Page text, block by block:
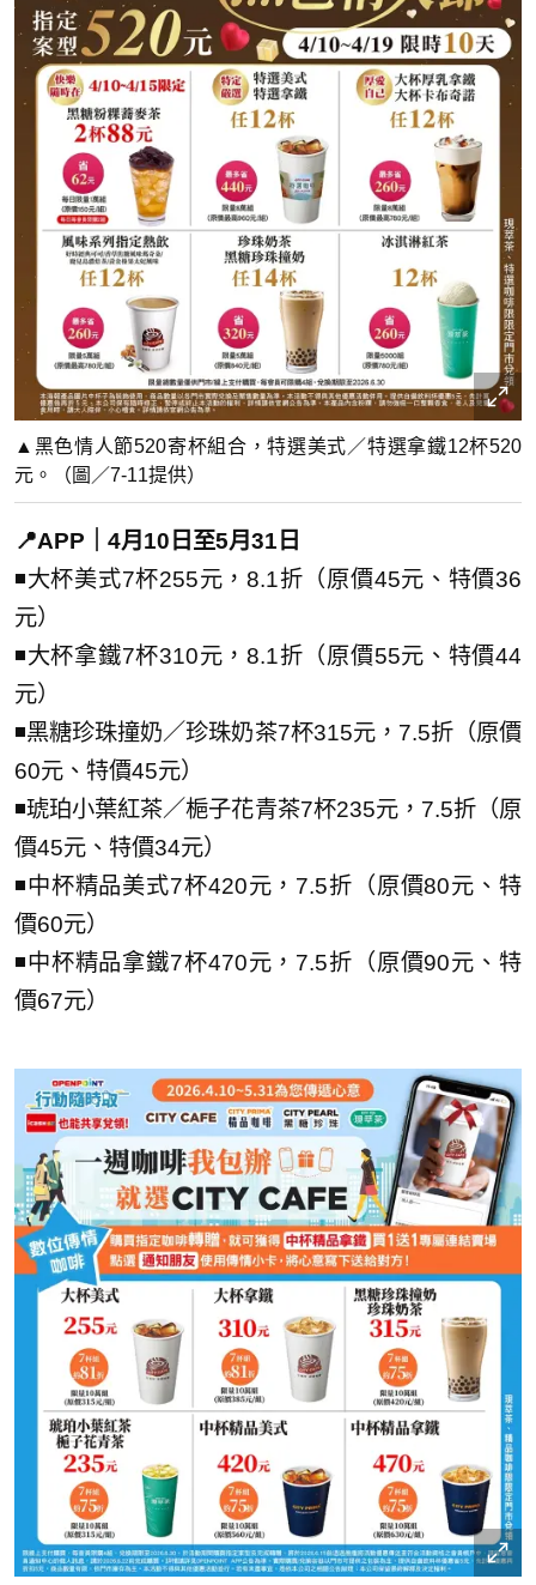
▲黑色情人節520寄杯組合，特選美式／特選拿鐵12杯520
元。（圖／7-11提供）
📍APP｜4月10日至5月31日
◾大杯美式7杯255元，8.1折（原價45元、特價36
元）
◾大杯拿鐵7杯310元，8.1折（原價55元、特價44
元）
◾黑糖珍珠撞奶／珍珠奶茶7杯315元，7.5折（原價
60元、特價45元）
◾琥珀小葉紅茶／梔子花青茶7杯235元，7.5折（原
價45元、特價34元）
◾中杯精品美式7杯420元，7.5折（原價80元、特
價60元）
◾中杯精品拿鐵7杯470元，7.5折（原價90元、特
價67元）